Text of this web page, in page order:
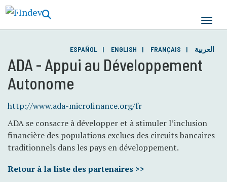
principal
ADA - Appui au Développement
Autonome
http://www.ada-microfinance.org/fr
ADA se consacre à développer et à stimuler l’inclusion
financière des populations exclues des circuits bancaires
traditionnels dans les pays en développement.
Retour à la liste des partenaires >>
ESPAÑOL ENGLISH FRANÇAIS العربية